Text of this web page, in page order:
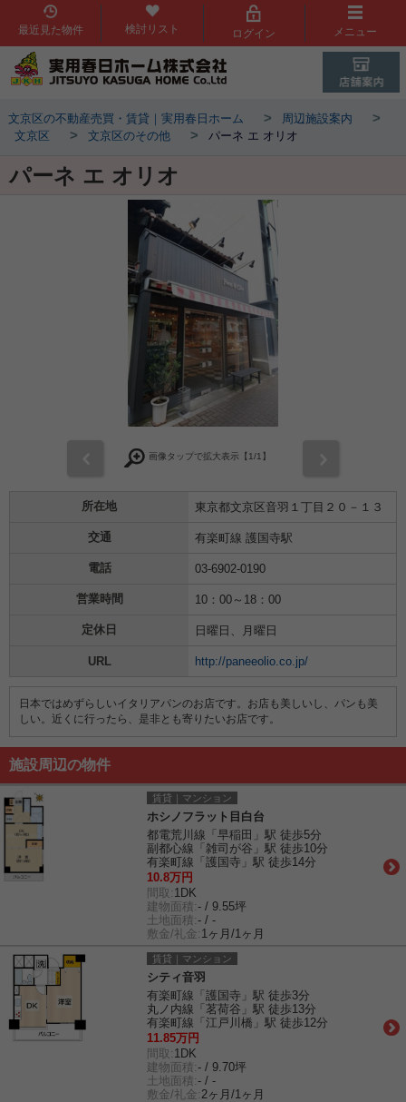
最近見た物件 検討リスト ログイン メニュー
文京区の不動産売買・賃貸｜実用春日ホーム > 周辺施設案内 >
文京区 > 文京区のその他 > パーネ エ オリオ
パーネ エ オリオ
画像タップで拡大表示【 1/1】
所在地 東京都文京区音羽１丁目２０－１３
交通 有楽町線 護国寺駅
電話 03-6902-0190
営業時間 10：00～18：00
定休日 日曜日、月曜日
URL http://paneeolio.co.jp/
日本ではめずらしいイタリアパンのお店です。お店も美しいし、パンも美
しい。近くに行ったら、是非とも寄りたいお店です。
施設周辺の物件
賃貸｜マンション
ホシノフラット目白台
都電荒川線「早稲田」駅 徒歩5分
副都心線「雑司が谷」駅 徒歩10分
有楽町線「護国寺」駅 徒歩14分
10.8万円
間取: 1DK
建物面積:- / 9.55坪
土地面積:- / -
敷金/礼金: 1ヶ月/1ヶ月
賃貸｜マンション
シティ音羽
有楽町線「護国寺」駅 徒歩3分
丸ノ内線「茗荷谷」駅 徒歩13分
有楽町線「江戸川橋」駅 徒歩12分
11.85万円
間取: 1DK
建物面積:- / 9.70坪
土地面積:- / -
敷金/礼金: 2ヶ月/1ヶ月